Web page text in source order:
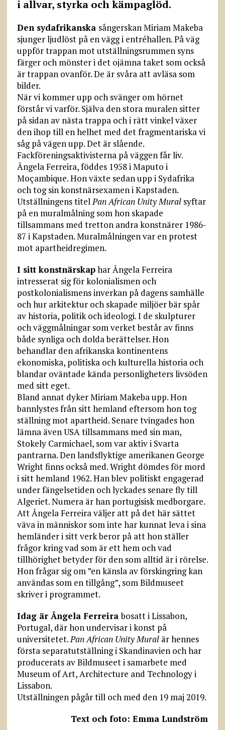
i allvar, styrka och kämpaglöd.
Den sydafrikanska sångerskan Miriam Makeba
sjunger ljudlöst på en vägg i entréhallen. På väg
uppför trappan mot utställningsrummen syns
färger och mönster i det ojämna taket som också
är trappan ovanför. De är svåra att avläsa som
bilder.
När vi kommer upp och svänger om hörnet
förstår vi varför. Själva den stora muralen sitter
på sidan av nästa trappa och i rätt vinkel växer
den ihop till en helhet med det fragmentariska vi
såg på vägen upp. Det är slående.
Fackföreningsaktivisterna på väggen får liv.
Ângela Ferreira, föddes 1958 i Maputo i
Moçambique. Hon växte sedan upp i Sydafrika
och tog sin konstnärsexamen i Kapstaden.
Utställningens titel Pan African Unity Muralsyftar
på en muralmålning som hon skapade
tillsammans med tretton andra konstnärer 1986-
87 i Kapstaden. Muralmålningen var en protest
mot apartheidregimen.
I sitt konstnärskaphar Ângela Ferreira
intresserat sig för kolonialismen och
postkolonialismens inverkan på dagens samhälle
och hur arkitektur och skapade miljöer bär spår
av historia, politik och ideologi. I de skulpturer
och väggmålningar som verket består av finns
både synliga och dolda berättelser. Hon
behandlar den afrikanska kontinentens
ekonomiska, politiska och kulturella historia och
blandar oväntade kända personligheters livsöden
med sitt eget.
Bland annat dyker Miriam Makeba upp. Hon
bannlystes från sitt hemland eftersom hon tog
ställning mot apartheid. Senare tvingades hon
lämna även USA tillsammans med sin man,
Stokely Carmichael, som var aktiv i Svarta
pantrarna. Den landsflyktige amerikanen George
Wright finns också med. Wright dömdes för mord
i sitt hemland 1962. Han blev politiskt engagerad
under fängelsetiden och lyckades senare fly till
Algeriet. Numera är han portugisisk medborgare.
Att Ângela Ferreira väljer att på det här sättet
väva in människor som inte har kunnat leva i sina
hemländer i sitt verk beror på att hon ställer
frågor kring vad som är ett hem och vad
tillhörighet betyder för den som alltid är i rörelse.
Hon frågar sig om ”en känsla av förskingring kan
användas som en tillgång”, som Bildmuseet
skriver i programmet.
Idag är Ângela Ferreirabosatt i Lissabon,
Portugal, där hon undervisar i konst på
universitetet. Pan African Unity Muralär hennes
första separatutställning i Skandinavien och har
producerats av Bildmuseet i samarbete med
Museum of Art, Architecture and Technology i
Lissabon.
Utställningen pågår till och med den 19 maj 2019.
Text och foto: Emma Lundström